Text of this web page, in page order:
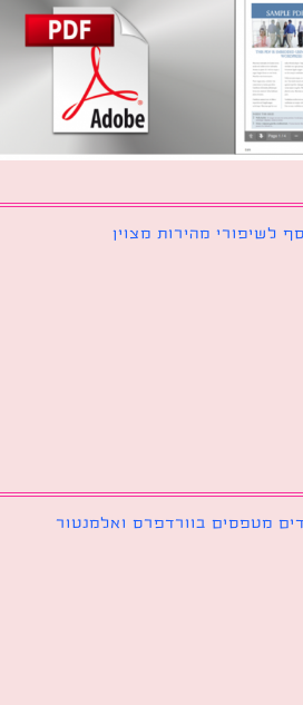
מהירות מצוין
בוורדפרס ואלמנטור